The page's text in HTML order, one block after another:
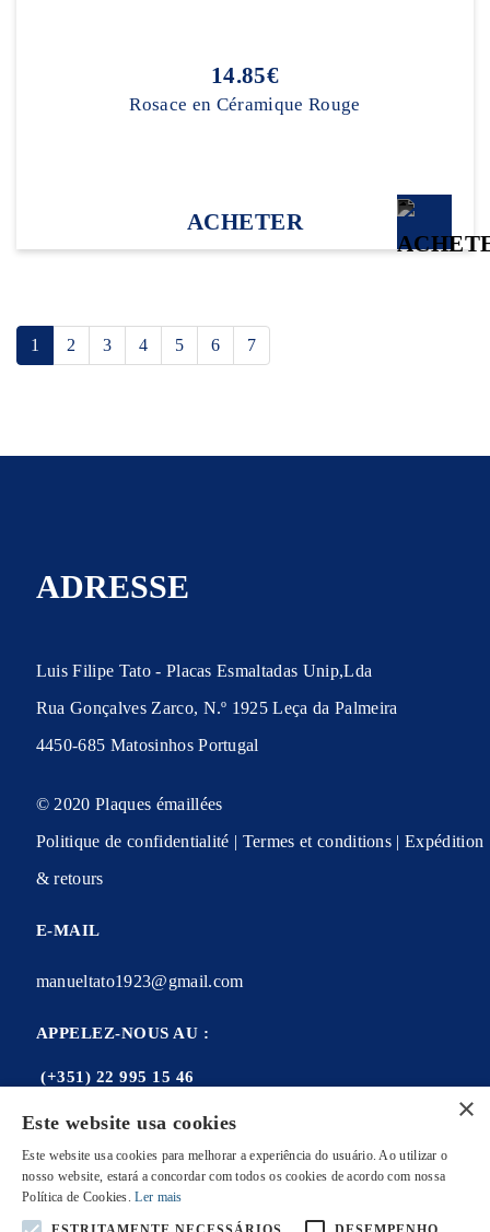
14.85€
Rosace en Céramique Rouge
ACHETER
1 2 3 4 5 6 7
ADRESSE
Luis Filipe Tato - Placas Esmaltadas Unip,Lda
Rua Gonçalves Zarco, N.º 1925 Leça da Palmeira
4450-685 Matosinhos Portugal
© 2020 Plaques émaillées
Politique de confidentialité | Termes et conditions | Expédition
& retours
E-MAIL
manueltato1923@gmail.com
APPELEZ-NOUS AU :
(+351) 22 995 15 46
Mon compte
Mes commandes
×
Este website usa cookies
Este website usa cookies para melhorar a experiência do usuário. Ao utilizar o
nosso website, estará a concordar com todos os cookies de acordo com nossa
Política de Cookies.Ler mais